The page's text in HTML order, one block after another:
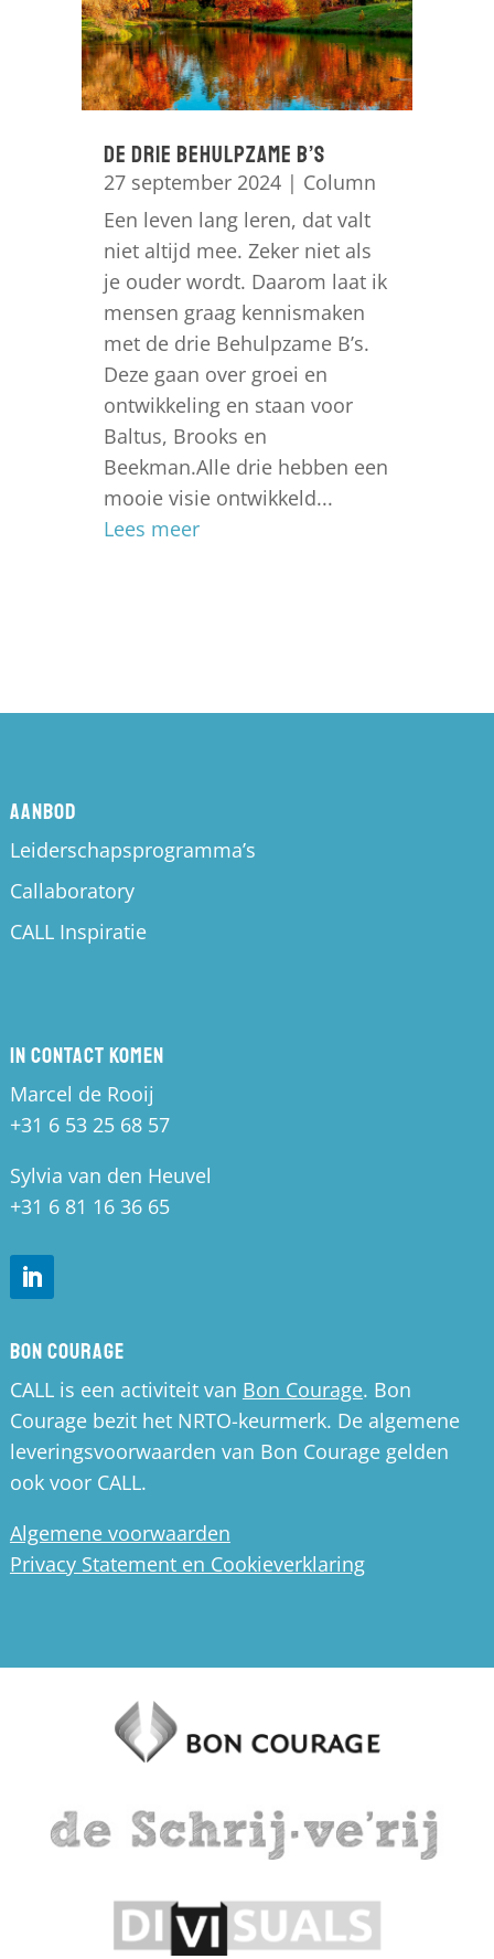
De drie behulpzame B’s
27 september 2024| Column
Een leven lang leren, dat valt
niet altijd mee. Zeker niet als
je ouder wordt. Daarom laat ik
mensen graag kennismaken
met de drie Behulpzame B’s.
Deze gaan over groei en
ontwikkeling en staan voor
Baltus, Brooks en
Beekman.Alle drie hebben een
mooie visie ontwikkeld...
Lees meer
Aanbod
Leiderschapsprogramma’s
Callaboratory
CALL Inspiratie
In contact komen
Marcel de Rooij
+31 6 53 25 68 57
Sylvia van den Heuvel
+31 6 81 16 36 65
Bon Courage
CALL is een activiteit van Bon Courage. Bon
Courage bezit het NRTO-keurmerk. De algemene
leveringsvoorwaarden van Bon Courage gelden
ook voor CALL.
Algemene voorwaarden
Privacy Statement en Cookieverklaring